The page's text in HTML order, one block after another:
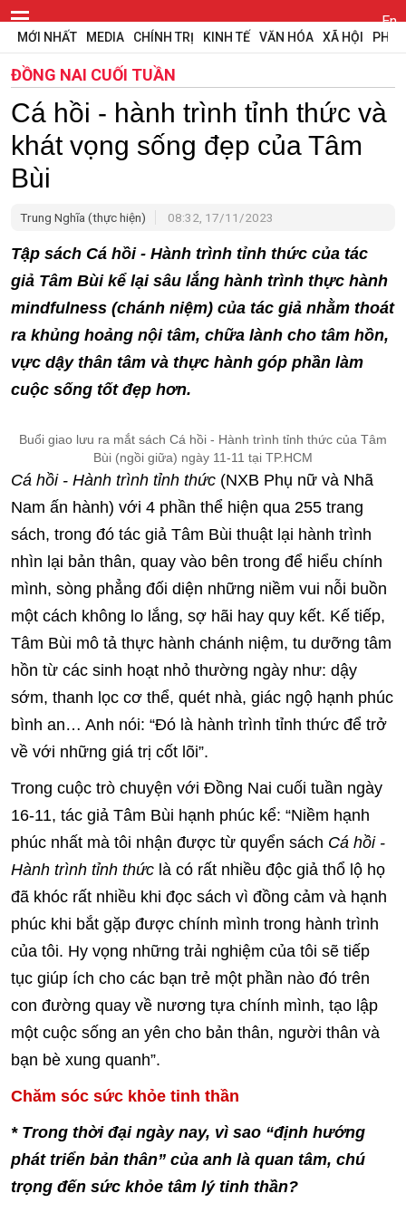
En
MỚI NHẤT MEDIA CHÍNH TRỊ KINH TẾ VĂN HÓA XÃ HỘI
ĐỒNG NAI CUỐI TUẦN
Cá hồi - hành trình tỉnh thức và
khát vọng sống đẹp của Tâm
Bùi
Trung Nghĩa (thực hiện) 08:32, 17/11/2023
Tập sách Cá hồi - Hành trình tỉnh thức của tác
giả Tâm Bùi kể lại sâu lắng hành trình thực hành
mindfulness (chánh niệm) của tác giả nhằm thoát
ra khủng hoảng nội tâm, chữa lành cho tâm hồn,
vực dậy thân tâm và thực hành góp phần làm
cuộc sống tốt đẹp hơn.
Buổi giao lưu ra mắt sách Cá hồi - Hành trình tỉnh thức của Tâm
Bùi (ngồi giữa) ngày 11-11 tại TP.HCM
Cá hồi - Hành trình tỉnh thức (NXB Phụ nữ và Nhã
Nam ấn hành) với 4 phần thể hiện qua 255 trang
sách, trong đó tác giả Tâm Bùi thuật lại hành trình
nhìn lại bản thân, quay vào bên trong để hiểu chính
mình, sòng phẳng đối diện những niềm vui nỗi buồn
một cách không lo lắng, sợ hãi hay quy kết. Kế tiếp,
Tâm Bùi mô tả thực hành chánh niệm, tu dưỡng tâm
hồn từ các sinh hoạt nhỏ thường ngày như: dậy
sớm, thanh lọc cơ thể, quét nhà, giác ngộ hạnh phúc
bình an… Anh nói: “Đó là hành trình tỉnh thức để trở
về với những giá trị cốt lõi”.
Trong cuộc trò chuyện với Đồng Nai cuối tuần ngày
16-11, tác giả Tâm Bùi hạnh phúc kể: “Niềm hạnh
phúc nhất mà tôi nhận được từ quyển sách Cá hồi -
Hành trình tỉnh thức là có rất nhiều độc giả thổ lộ họ
đã khóc rất nhiều khi đọc sách vì đồng cảm và hạnh
phúc khi bắt gặp được chính mình trong hành trình
của tôi. Hy vọng những trải nghiệm của tôi sẽ tiếp
tục giúp ích cho các bạn trẻ một phần nào đó trên
con đường quay về nương tựa chính mình, tạo lập
một cuộc sống an yên cho bản thân, người thân và
bạn bè xung quanh”.
Chăm sóc sức khỏe tinh thần
* Trong thời đại ngày nay, vì sao “định hướng
phát triển bản thân” của anh là quan tâm, chú
trọng đến sức khỏe tâm lý tinh thần?